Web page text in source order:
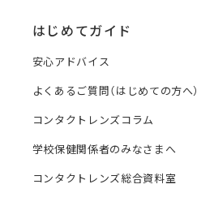
はじめてガイド
安心アドバイス
よくあるご質問（はじめての方へ）
コンタクトレンズコラム
学校保健関係者のみなさまへ
コンタクトレンズ総合資料室